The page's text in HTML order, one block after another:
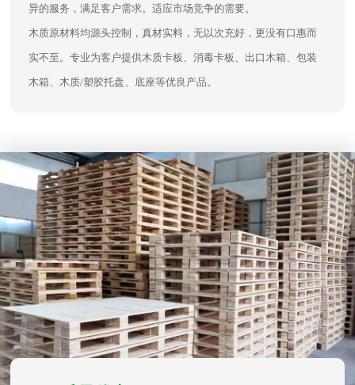
异的服务，满足客户需求。适应市场竞争的需要。
木质原材料均源头控制，真材实料，无以次充好，更没有口惠而
实不至。专业为客户提供木质卡板、消毒卡板、出口木箱、包装
木箱、木质/塑胶托盘、底座等优良产品。